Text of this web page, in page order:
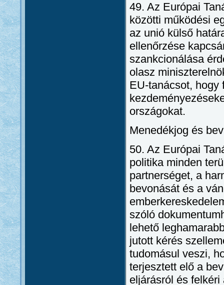
49. Az Európai
közötti működési
az unió külső
ellenőrzése
szankcionálása
olasz
EU-tanácsot, hogy
országokat.
Menedékjog és
50. Az Európai
politika minden
partnerséget, a
bevonását és a
szóló
lehető
jutott kérés
tudomásul veszi,
terjesztett elő a
eljárásról és